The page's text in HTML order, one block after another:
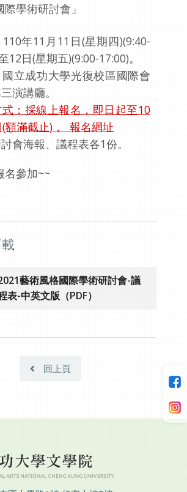
學術研討會」
年11月11日(星期四)(9:40-
12日(星期五)(9:00-17:00)。
立成功大學光復校區國際會
演講廳。
：採線上報名，即日起至10
(額滿截止)， 報名網址
會海報、議程表各1份。
名參加~~
藝術風格國際學術研討會-議
表-中英文版（PDF）
另開新視窗）
回上頁